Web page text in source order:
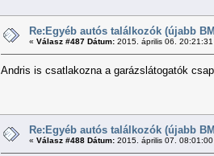
Re:Egyéb autós találkozók (újabb
« Válasz #487 Dátum: 2015. április 06.
Andris is csatlakozna a garázslátogatók
Re:Egyéb autós találkozók (újabb
« Válasz #488 Dátum: 2015. április 07.